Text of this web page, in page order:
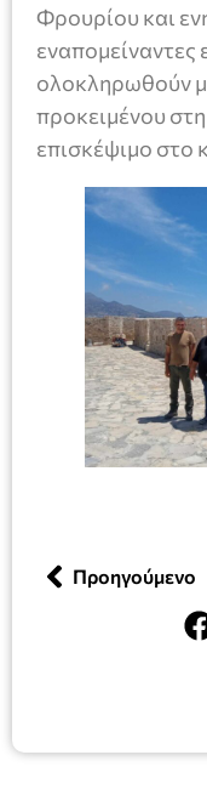
Φρουρίου και
εναπομείναντες
ολοκληρωθούν
προκειμένου
επισκέψιμο στο
Προηγούμενο